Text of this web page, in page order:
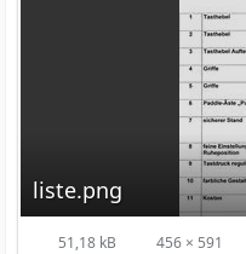
liste.png
51,18 kB 456 × 591